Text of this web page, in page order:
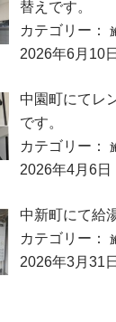
替えです。
カテゴリー：
2026年6月10日
中園町にてレ
です。
カテゴリー：
2026年4月6日
中新町にて給
カテゴリー：
2026年3月31日